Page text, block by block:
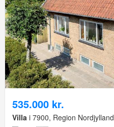
535.000 kr.
Villa i 7900, Region Nordjylland